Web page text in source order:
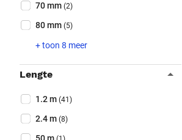
70 mm (2)
80 mm (5)
+ toon 8 meer
Lengte
Lengte (Optioneel)
1.2 m (41)
2.4 m (8)